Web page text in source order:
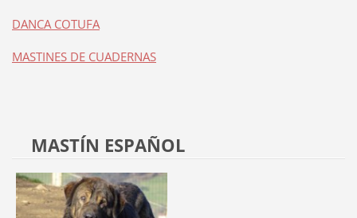
DANCA COTUFA
MASTINES DE CUADERNAS
MASTÍN ESPAÑOL